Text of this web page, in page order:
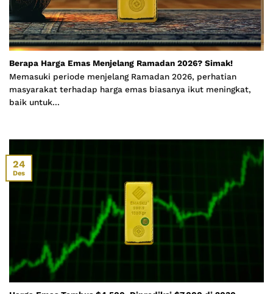
Berapa Harga Emas Menjelang Ramadan 2026? Simak!
Memasuki periode menjelang Ramadan 2026, perhatian
masyarakat terhadap harga emas biasanya ikut meningkat,
baik untuk...
24
Des